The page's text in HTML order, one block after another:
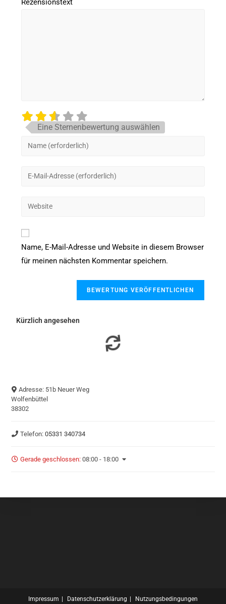
Eine Sternenbewertung auswählen
Name, E-Mail-Adresse und Website in diesem Browser
für meinen nächsten Kommentar speichern.
Kürzlich angesehen
Adresse: 51b Neuer Weg
Wolfenbüttel
38302
Telefon: 05331 340734
Gerade geschlossen: 08:00 - 18:00
Impressum Datenschutzerklärung Nutzungsbedingungen